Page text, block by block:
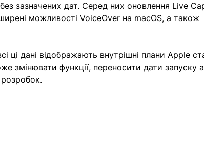
зазначених дат. Серед них оновлення Live
можливості VoiceOver на macOS, а також
ці дані відображають внутрішні плани Apple
змінювати функції, переносити дати запуску